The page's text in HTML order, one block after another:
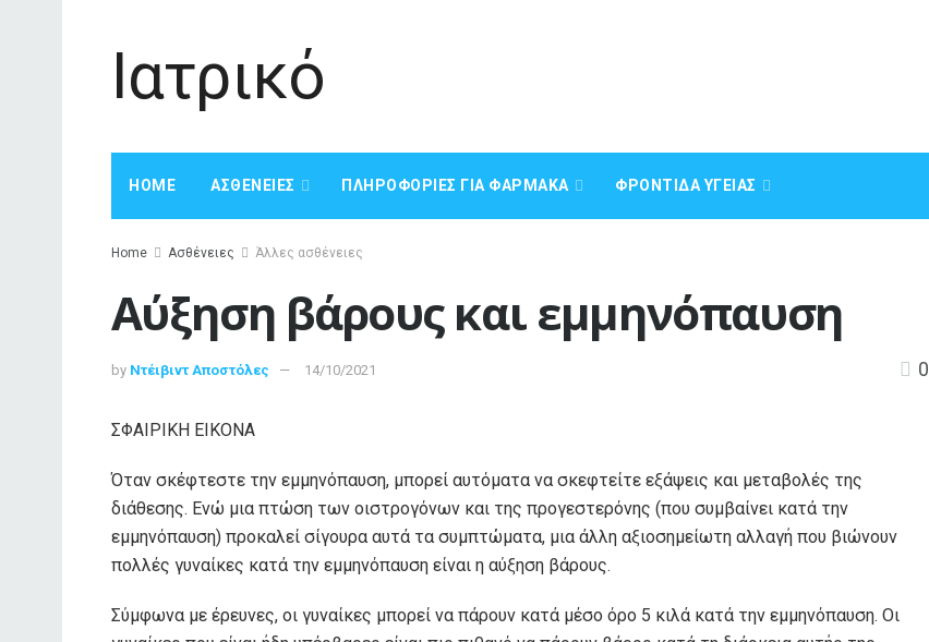
Ιατρικό
HOME ΑΣΘΈΝΕΙΕΣ ΠΛΗΡΟΦΟΡΊΕΣ ΓΙΑ ΦΆΡΜΑΚΑ ΦΡΟΝΤΊΔΑ ΥΓΕΊΑΣ
Home Ασθένειες Άλλες ασθένειες
Αύξηση βάρους και εμμηνόπαυση
by Ντέιβιντ Αποστόλες 14/10/2021 0
ΣΦΑΙΡΙΚΗ ΕΙΚΟΝΑ
Όταν σκέφτεστε την εμμηνόπαυση, μπορεί αυτόματα να σκεφτείτε εξάψεις και μεταβολές της
διάθεσης. Ενώ μια πτώση των οιστρογόνων και της προγεστερόνης (που συμβαίνει κατά την
εμμηνόπαυση) προκαλεί σίγουρα αυτά τα συμπτώματα, μια άλλη αξιοσημείωτη αλλαγή που βιώνουν
πολλές γυναίκες κατά την εμμηνόπαυση είναι η αύξηση βάρους.
Σύμφωνα με έρευνες, οι γυναίκες μπορεί να πάρουν κατά μέσο όρο 5 κιλά κατά την εμμηνόπαυση. Οι